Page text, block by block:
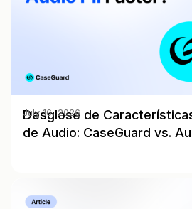
Desglose de
de Audio: CaseGuard vs.
July 16, 2026